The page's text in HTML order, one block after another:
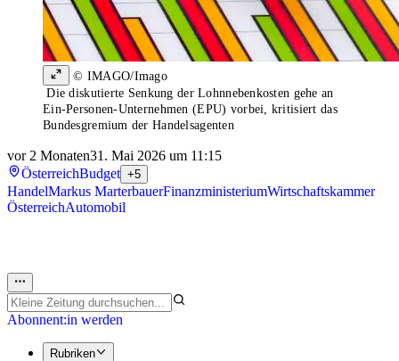
© IMAGO/Imago
Die diskutierte Senkung der Lohnnebenkosten gehe an
Ein-Personen-Unternehmen (EPU) vorbei, kritisiert das
Bundesgremium der Handelsagenten
vor 2 Monaten31. Mai 2026 um 11:15
ÖsterreichBudget +5
HandelMarkus MarterbauerFinanzministeriumWirtschaftskammer
ÖsterreichAutomobil
Abonnent:in werden
Rubriken